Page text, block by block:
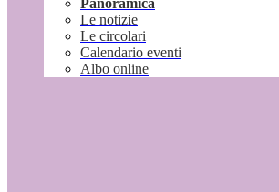
Panoramica
Le notizie
Le circolari
Calendario eventi
Albo online